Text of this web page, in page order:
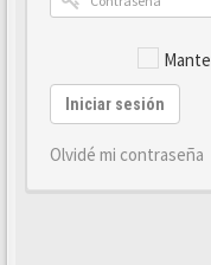
Iniciar sesión
Olvidé mi contraseña